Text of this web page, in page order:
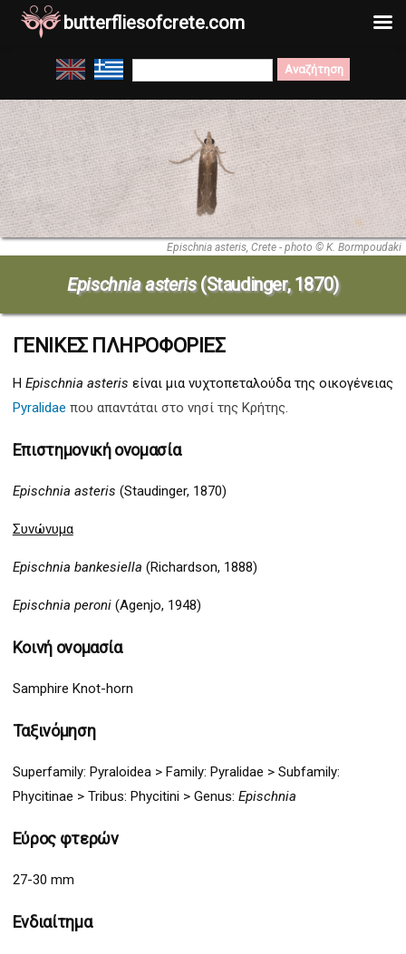
Μετάβαση
στο
περιεχόμενο
Search
for:
Epischnia asteris, Crete - photo © K. Bormpoudaki
Epischnia asteris(Staudinger, 1870)
ΓΕΝΙΚΕΣ ΠΛΗΡΟΦΟΡΙΕΣ
Η Epischnia asteris είναι μια νυχτοπεταλούδα της οικογένειας
Pyralidae που απαντάται στο νησί της Κρήτης.
Επιστημονική ονομασία
Epischnia asteris (Staudinger, 1870)
Συνώνυμα
Epischnia bankesiella (Richardson, 1888)
Epischnia peroni(Agenjo, 1948)
Κοινή ονομασία
Samphire Knot-horn
Ταξινόμηση
Superfamily: Pyraloidea > Family: Pyralidae > Subfamily:
Phycitinae > Tribus: Phycitini > Genus: Epischnia
Εύρος φτερών
27-30 mm
Ενδιαίτημα
butterfliesofcrete.com